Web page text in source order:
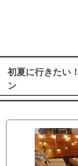
初夏に行きたい
ン